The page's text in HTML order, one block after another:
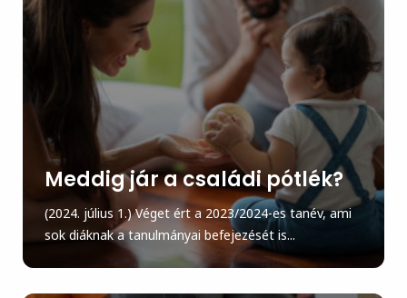
Meddig jár a családi pótlék?
(2024. július 1.) Véget ért a 2023/2024-es tanév, ami
sok diáknak a tanulmányai befejezését is...